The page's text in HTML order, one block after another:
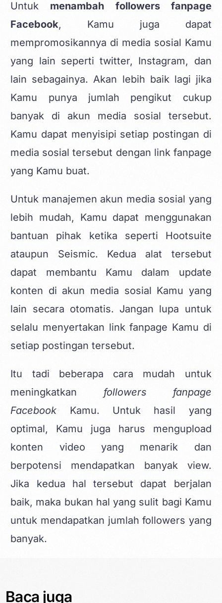
Untuk menambah followers fanpage
Facebook, Kamu juga dapat
mempromosikannya di media sosial Kamu
yang lain seperti twitter, Instagram, dan
lain sebagainya. Akan lebih baik lagi jika
Kamu punya jumlah pengikut cukup
banyak di akun media sosial tersebut.
Kamu dapat menyisipi setiap postingan di
media sosial tersebut dengan link fanpage
yang Kamu buat.
Untuk manajemen akun media sosial yang
lebih mudah, Kamu dapat menggunakan
bantuan pihak ketika seperti Hootsuite
ataupun Seismic. Kedua alat tersebut
dapat membantu Kamu dalam update
konten di akun media sosial Kamu yang
lain secara otomatis. Jangan lupa untuk
selalu menyertakan link fanpage Kamu di
setiap postingan tersebut.
Itu tadi beberapa cara mudah untuk
meningkatkan followers fanpage
Facebook Kamu. Untuk hasil yang
optimal, Kamu juga harus mengupload
konten video yang menarik dan
berpotensi mendapatkan banyak view.
Jika kedua hal tersebut dapat berjalan
baik, maka bukan hal yang sulit bagi Kamu
untuk mendapatkan jumlah followers yang
banyak.
Baca juga